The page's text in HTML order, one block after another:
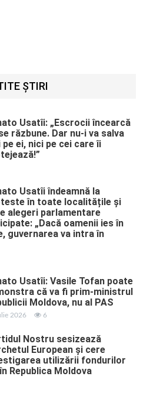
ȘTIRI
Usatîi: „Escrocii încearcă
răzbune. Dar nu-i va salva
pe ei, nici pe cei care îi
Usatîi îndeamnă la
în toate localitățile și
alegeri parlamentare
„Dacă oamenii ies în
guvernarea va intra în
Usatîi: Vasile Tofan poate
că va fi prim-ministrul
Moldova, nu al PAS
2026 6
Nostru sesizează
European și cere
utilizării fondurilor
Republica Moldova